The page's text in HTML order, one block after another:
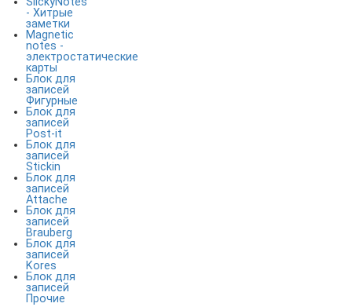
- Хитрые
заметки
Magnetic
notes -
электростатические
карты
Блок для
записей
Фигурные
Блок для
записей
Post-it
Блок для
записей
Stickin
Блок для
записей
Attache
Блок для
записей
Brauberg
Блок для
записей
Kores
Блок для
записей
Прочие